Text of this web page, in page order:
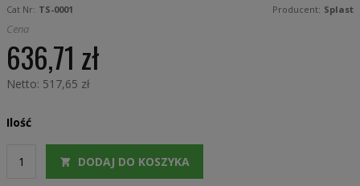
the
beginning
the
images
gallery
Cat Nr: TS-0001 Producent: Splast
Cena
636,71 zł
517,65 zł
Ilość
DODAJ DO KOSZYKA